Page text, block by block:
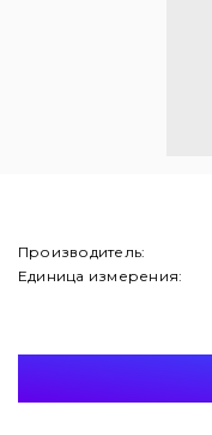
Производитель:
Единица измерения: